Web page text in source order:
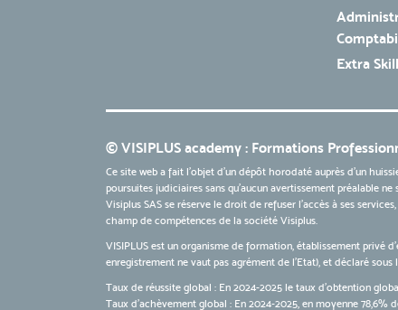
Extra
© VISIPLUS academy : Formations
Ce site web a fait l'objet d'un dépôt horodaté auprès d'un
poursuites judiciaires sans qu’aucun avertissement préalable ne
Visiplus SAS se réserve le droit de refuser l'accès à ses
champ de compétences de la société Visiplus.
VISIPLUS est un organisme de formation, établissement privé
enregistrement ne vaut pas agrément de l’Etat), et déclaré sous
Taux de réussite global : En 2024-2025 le taux d'obtention
Taux d’achèvement global : En 2024-2025, en moyenne